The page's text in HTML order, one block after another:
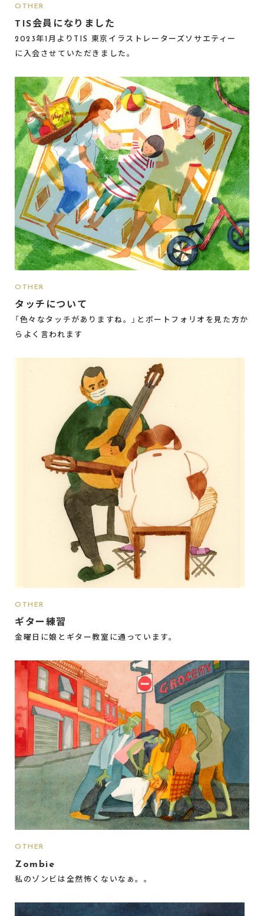
OTHER
TIS会員になりました
2023年1月よりTIS 東京イラストレーターズソサエティー
に入会させていただきました。
OTHER
タッチについて
「色々なタッチがありますね。」とポートフォリオを見た方か
らよく言われます
OTHER
ギター練習
金曜日に娘とギター教室に通っています。
OTHER
Zombie
私のゾンビは全然怖くないなぁ。。